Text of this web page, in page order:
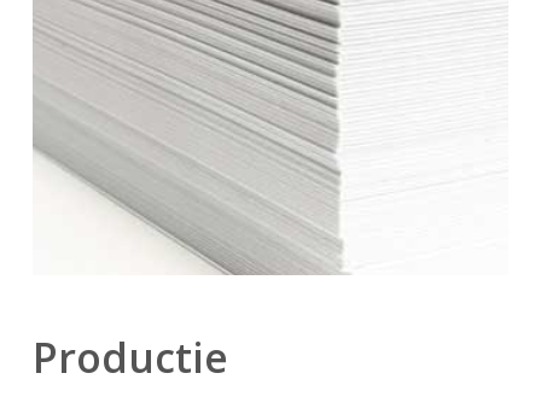
Productie